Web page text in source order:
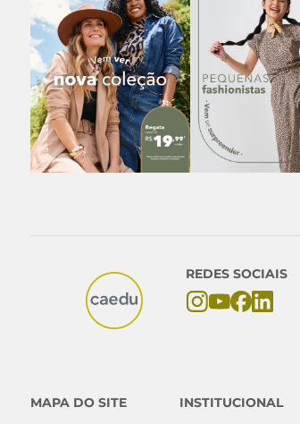
REDES SOCIAIS
MAPA DO SITE INSTITUCIONAL